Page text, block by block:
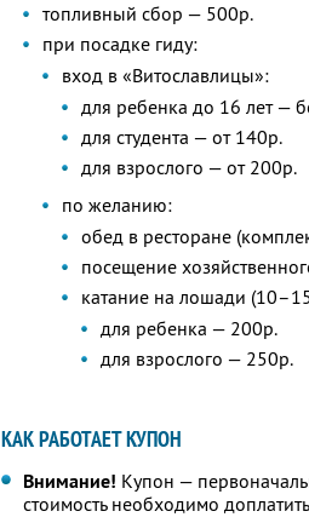
топливный сбор — 500р.
при посадке гиду:
вход в «Витославлицы»:
для ребенка до 16 лет —
для студента — от 140р.
для взрослого — от 200р.
по желанию:
обед в ресторане
посещение
катание на лошади
для ребенка — 200р.
для взрослого — 250р.
КАК РАБОТАЕТ КУПОН
Внимание! Купон —
стоимость необходимо